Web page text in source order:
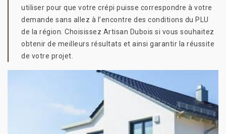
utiliser pour que votre crépi puisse correspondre à votre
demande sans allez à l’encontre des conditions du PLU
de la région. Choisissez Artisan Dubois si vous souhaitez
obtenir de meilleurs résultats et ainsi garantir la réussite
de votre projet.